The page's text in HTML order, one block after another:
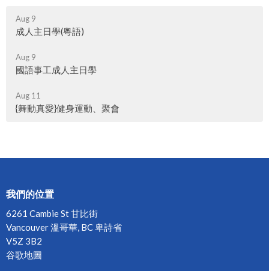
Aug 9
成人主日學(粵語)
Aug 9
國語事工成人主日學
Aug 11
{舞動真愛}健身運動、聚會
我們的位置
6261 Cambie St 甘比街
Vancouver 溫哥華, BC 卑詩省
V5Z 3B2
谷歌地圖